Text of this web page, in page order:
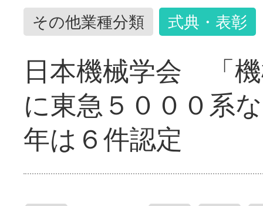
その他業種分類 式典・表彰
日本機械学会 「
に東急５０００系
年は６件認定